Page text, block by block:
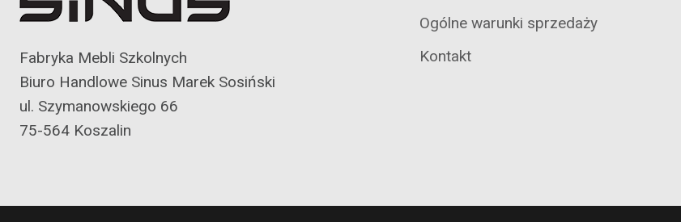
Fabryka Mebli Szkolnych
Biuro Handlowe Sinus Marek Sosiński
ul. Szymanowskiego 66
75-564 Koszalin
Ogólne warunki sprzedaży
Kontakt